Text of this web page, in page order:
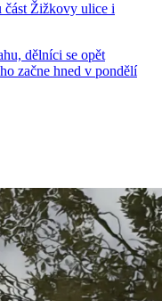
část Žižkovy ulice i
dělníci se opět
začne hned v pondělí